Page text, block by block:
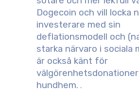
Dogecoin och vill locka
investerare med sin
deflationsmodell och
starka närvaro i sociala
är också känt för
hundhem. .